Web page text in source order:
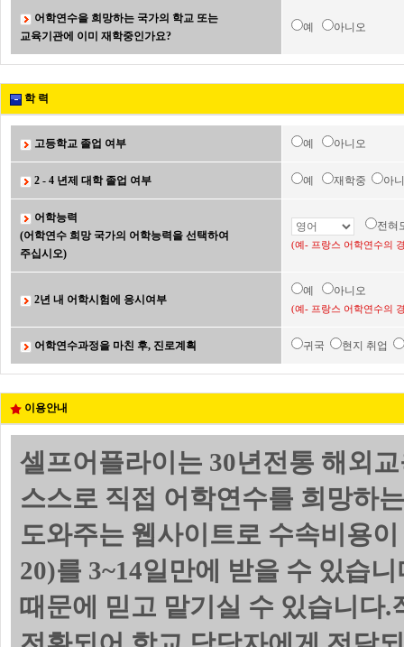
어학연수을 희망하는 국가의 학교 또는
교육기관에 이미 재학중인가요?
예 아니오
학 력
고등학교 졸업 여부 예 아니오
2 - 4 년제 대학 졸업 여부 예 재학중 아
어학능력
(어학연수 희망 국가의 어학능력을 선택하여
주십시오)
전
(예- 프랑스 어학연수의
2년 내 어학시험에 응시여부
예 아니오
(예- 프랑스 어학연수의
어학연수과정을 마친 후, 진로계획 귀국 현지 취업
이용안내
셀프어플라이는 30년전통 해외
스스로 직접 어학연수를 희망하
도와주는 웹사이트로 수속비용
20)를 3~14일만에 받을 수 있습
때문에 믿고 맡기실 수 있습니다.